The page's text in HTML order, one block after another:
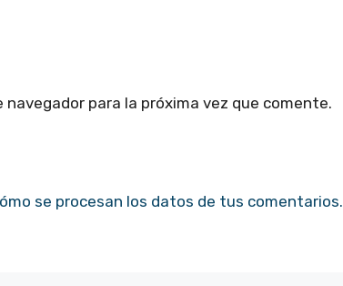
para la próxima vez que comente.
se procesan los datos de tus comentarios.